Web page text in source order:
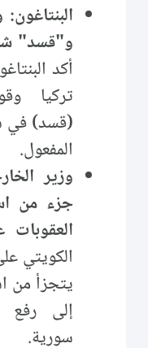
و"قسد"
أكد
تركيا
(قسد) في
المفعول.
وزير
جزء من
العقوبات
الكويتي
يتجزأ من
إلى رفع
سورية.